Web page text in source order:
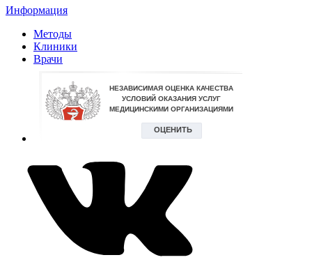
Информация
Методы
Клиники
Врачи